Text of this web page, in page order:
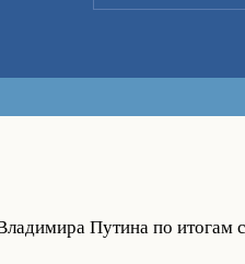
Путина по итогам